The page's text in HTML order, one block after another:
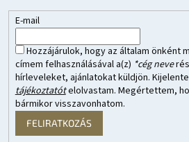
E-mail
Hozzájárulok, hogy az általam önként
címem felhasználásával a(z) *cég neve
hírleveleket, ajánlatokat küldjön.
tájékoztatótelolvastam. Megértettem,
bármikor visszavonhatom.
FELIRATKOZÁS